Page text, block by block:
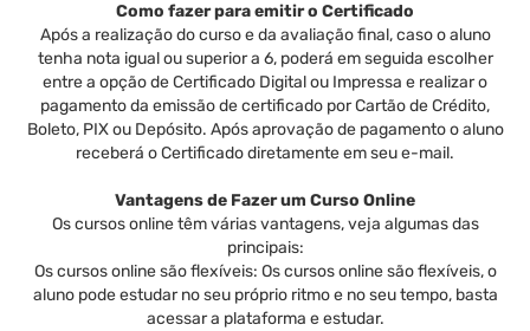
Como fazer para emitir o Certificado
Após a realização do curso e da avaliação final, caso o aluno
tenha nota igual ou superior a 6, poderá em seguida escolher
entre a opção de Certificado Digital ou Impressa e realizar o
pagamento da emissão de certificado por Cartão de Crédito,
Boleto, PIX ou Depósito. Após aprovação de pagamento o aluno
receberá o Certificado diretamente em seu e-mail.
Vantagens de Fazer um Curso Online
Os cursos online têm várias vantagens, veja algumas das
principais:
Os cursos online são flexíveis: Os cursos online são flexíveis, o
aluno pode estudar no seu próprio ritmo e no seu tempo, basta
acessar a plataforma e estudar.